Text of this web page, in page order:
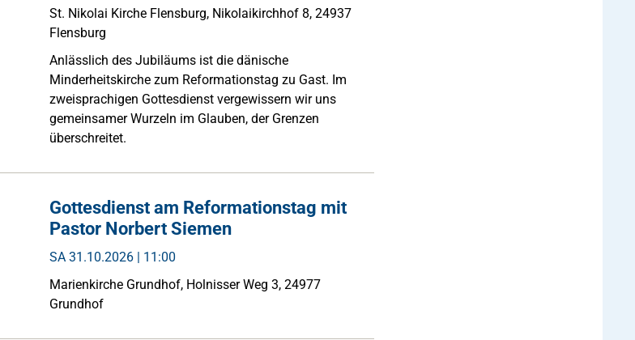
St. Nikolai Kirche Flensburg, Nikolaikirchhof 8, 24937
Flensburg
Anlässlich des Jubiläums ist die dänische
Minderheitskirche zum Reformationstag zu Gast. Im
zweisprachigen Gottesdienst vergewissern wir uns
gemeinsamer Wurzeln im Glauben, der Grenzen
überschreitet.
Gottesdienst am Reformationstag mit
Pastor Norbert Siemen
SA 31.10.2026 | 11:00
Marienkirche Grundhof, Holnisser Weg 3, 24977
Grundhof